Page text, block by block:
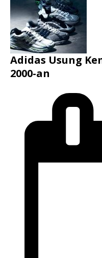
Adidas Usung
2000-an